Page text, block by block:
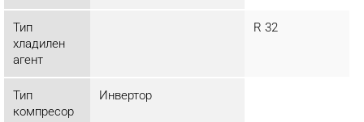
Тип
хладилен
агент
R 32
Тип
компресор
Инвертор